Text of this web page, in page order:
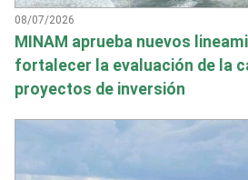
08/07/2026
MINAM aprueba nuevos
fortalecer la evaluación de la
proyectos de inversión